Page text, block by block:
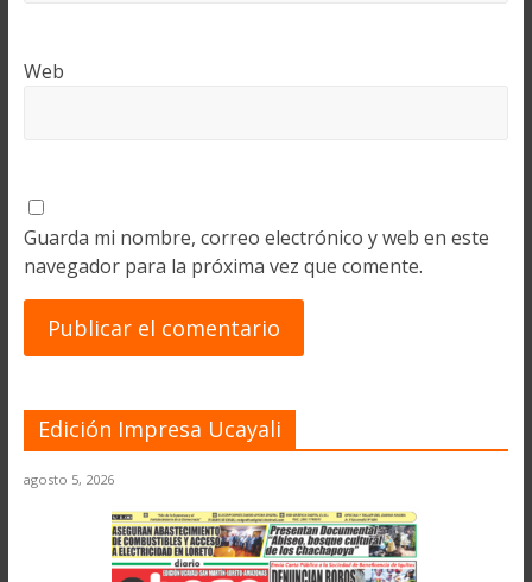
Web
Guarda mi nombre, correo electrónico y web en este
navegador para la próxima vez que comente.
Edición Impresa Ucayali
agosto 5, 2026